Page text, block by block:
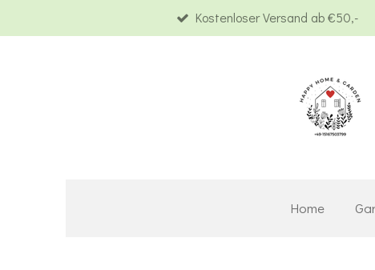
Hauptinhalt
Kostenloser Versand ab €50,-
Home